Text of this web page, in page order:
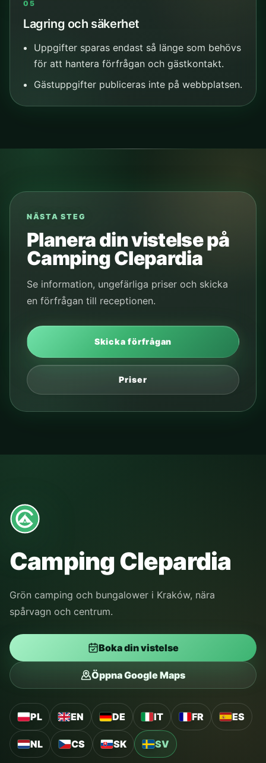
05
Lagring och säkerhet
Uppgifter sparas endast så länge som behövs
för att hantera förfrågan och gästkontakt.
Gästuppgifter publiceras inte på webbplatsen.
NÄSTA STEG
Planera din vistelse på
Camping Clepardia
Se information, ungefärliga priser och skicka
en förfrågan till receptionen.
Skicka förfrågan
Priser
Camping Clepardia
Grön camping och bungalower i Kraków, nära
spårvagn och centrum.
Boka din vistelse
Öppna Google Maps
PL EN DE IT FR ES
NL CS SK SV